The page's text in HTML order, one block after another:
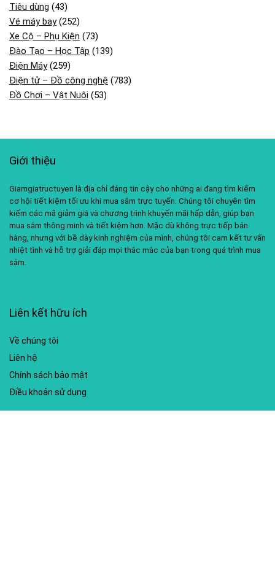
Tiêu dùng (43)
Vé máy bay(252)
Xe Cộ – Phụ Kiện (73)
Đào Tạo – Học Tập (139)
Điện Máy(259)
Điện tử – Đồ công nghệ (783)
Đồ Chơi – Vật Nuôi (53)
Giới thiệu
Giamgiatructuyen là địa chỉ đáng tin cậy cho những ai đang tìm kiếm
cơ hội tiết kiệm tối ưu khi mua sắm trực tuyến. Chúng tôi chuyên tìm
kiếm các mã giảm giá và chương trình khuyến mãi hấp dẫn, giúp bạn
mua sắm thông minh và tiết kiệm hơn. Mặc dù không trực tiếp bán
hàng, nhưng với bề dày kinh nghiệm của mình, chúng tôi cam kết tư vấn
nhiệt tình và hỗ trợ giải đáp mọi thắc mắc của bạn trong quá trình mua
sắm.
Liên kết hữu ích
Về chúng tôi
Liên hệ
Chính sách bảo mật
Điều khoản sử dụng